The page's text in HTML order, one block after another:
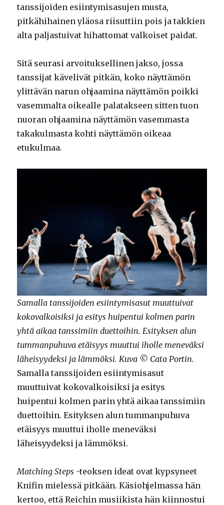
tanssijoiden esiintymisasujen musta,
pitkähihainen yläosa riisuttiin pois ja takkien
alta paljastuivat hihattomat valkoiset paidat.
Sitä seurasi arvoituksellinen jakso, jossa
tanssijat kävelivät pitkän, koko näyttämön
ylittävän narun ohjaamina näyttämön poikki
vasemmalta oikealle palatakseen sitten tuon
nuoran ohjaamina näyttämön vasemmasta
takakulmasta kohti näyttämön oikeaa
etukulmaa.
Samalla tanssijoiden esiintymisasut muuttuivat
kokovalkoisiksi ja esitys huipentui kolmen parin
yhtä aikaa tanssimiin duettoihin. Esityksen alun
tummanpuhuva etäisyys muuttui iholle meneväksi
läheisyydeksi ja lämmöksi. Kuva © Cata Portin.
Samalla tanssijoiden esiintymisasut
muuttuivat kokovalkoisiksi ja esitys
huipentui kolmen parin yhtä aikaa tanssimiin
duettoihin. Esityksen alun tummanpuhuva
etäisyys muuttui iholle meneväksi
läheisyydeksi ja lämmöksi.
Matching Steps -teoksen ideat ovat kypsyneet
Knifin mielessä pitkään. Käsiohjelmassa hän
kertoo, että Reichin musiikista hän kiinnostui